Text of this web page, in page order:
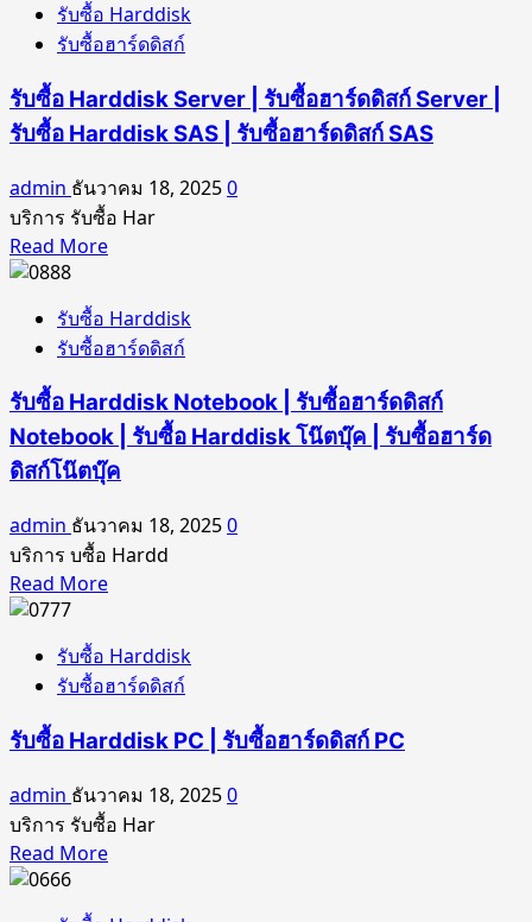
รับ
ซื้อ
SSD
|
ซื้อ
ฮาร์ดดิสก์
SSD
ซื้อ
Harddisk
|
รับ
ซื้อ
M.2
รับซื้อ Harddisk
รับซื้อฮาร์ดดิสก์
รับซื้อ Harddisk Server | รับซื้อฮาร์ดดิสก์ Server |
รับซื้อ Harddisk SAS | รับซื้อฮาร์ดดิสก์ SAS
admin ธันวาคม 18, 20250
บริการ รับซื้อ Har
Read MoreRead
รับ
ซื้อ
Server
|
รับ
ฮาร์ดดิสก์
Server
Harddisk
SAS
รับ
ฮาร์ดดิสก์
SAS
รับซื้อ Harddisk
รับซื้อฮาร์ดดิสก์
รับซื้อ Harddisk Notebook | รับซื้อฮาร์ดดิสก์
Notebook | รับซื้อ Harddisk โน๊ตบุ๊ค | รับซื้อฮาร์ด
ดิสก์โน๊ตบุ๊ค
admin ธันวาคม 18, 20250
บริการ บซื้อ Hardd
Read MoreRead
รับ
ซื้อ
Notebook
รับ
ซื้อ
ฮาร์ดดิสก์
|
รับซื้อ Harddisk
รับซื้อฮาร์ดดิสก์
รับซื้อ Harddisk PC | รับซื้อฮาร์ดดิสก์ PC
admin ธันวาคม 18, 20250
บริการ รับซื้อ Har
Read MoreRead